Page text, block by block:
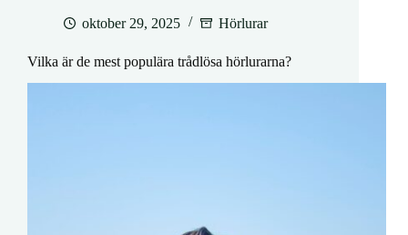
oktober 29, 2025 Hörlurar
Vilka är de mest populära trådlösa hörlurarna?